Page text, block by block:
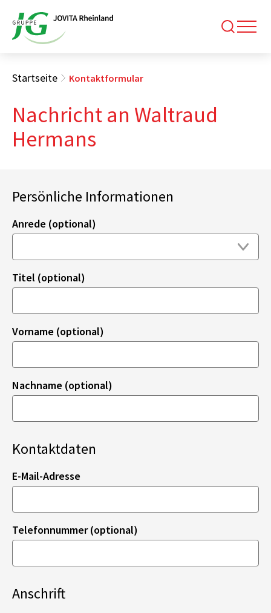
Startseite Kontaktformular
Nachricht an Waltraud
Hermans
Persönliche Informationen
Anrede (optional)
Titel (optional)
Vorname (optional)
Nachname (optional)
Kontaktdaten
E-Mail-Adresse
Telefonnummer (optional)
Anschrift